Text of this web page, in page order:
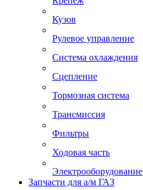
Кузов
Рулевое управление
Система охлаждения
Сцепление
Тормозная система
Трансмиссия
Фильтры
Ходовая часть
Электрооборудование
Запчасти для а/м ГАЗ